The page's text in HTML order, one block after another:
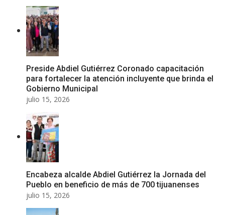
Preside Abdiel Gutiérrez Coronado capacitación
para fortalecer la atención incluyente que brinda el
Gobierno Municipal
julio 15, 2026
Encabeza alcalde Abdiel Gutiérrez la Jornada del
Pueblo en beneficio de más de 700 tijuanenses
julio 15, 2026